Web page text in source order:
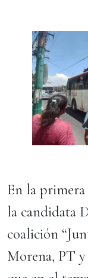
En la primera
la candidata
coalición
Morena, PT